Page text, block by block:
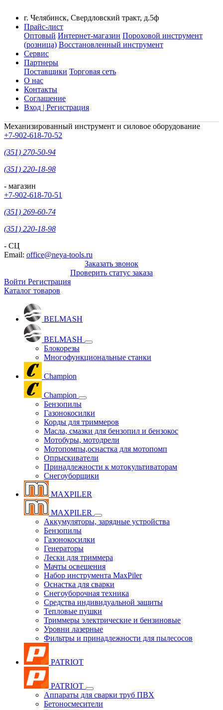
г. Челябинск, Свердловский тракт, д.5ф
Прайс-лист
Оптовый Интернет-магазин Пороховой инструмент
(розница) Восстановленный инструмент
Сервис
Партнеры
Поставщики Торговая сеть
О нас
Контакты
Соглашение
Вход | Регистрация
Механизированный инструмент и силовое оборудование
+7-902-618-70-52
(351) 270-50-94
(351) 220-18-98
- магазин
+7-902-618-70-51
(351) 269-60-74
(351) 220-18-98
- СЦ
Email: office@neya-tools.ru
Заказать звонок
Проверить статус заказа
Войти Регистрация
Каталог товаров
BELMASH
BELMASH
Блокорезы
Многофункциональные станки
Champion
Champion
Бензопилы
Газонокосилки
Корды для триммеров
Масла, смазки для бензопил и бензокос
Мотобуры, мотодрели
Мотопомпы,оснастка для мотопомп
Опрыскиватели
Принадлежности к мотокультиваторам
Снегоуборщики
MAXPILER
MAXPILER
Аккумуляторы, зарядные устройства
Бензопилы
Газонокосилки
Генераторы
Лески для триммера
Мачты освещения
Набор инструмента MaxPiler
Оснастка для сварки
Снегоуборочная техника
Средства индивидуальной защиты
Тепловые пушки
Триммеры электрические и бензиновые
Уровни лазерные
Фильтры и принадлежности для пылесосов
PATRIOT
PATRIOT
Аппараты для сварки труб ПВХ
Бетоносмесители